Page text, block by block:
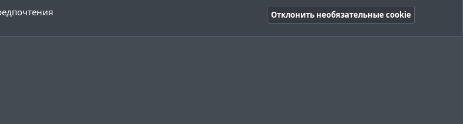
Политика конфиденциальности Помощь
R
Отклонить необязательные cookie